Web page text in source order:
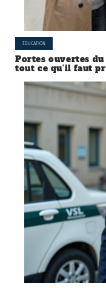
ÉDUCATION
Portes ouvertes
tout ce qu’il faut